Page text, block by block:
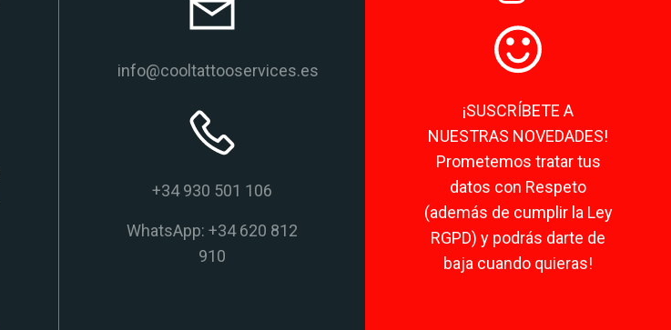
info@cooltattooservices.es
+34 930 501 106
WhatsApp: +34 620 812
910
¡SUSCRÍBETE A
NUESTRAS NOVEDADES!
Prometemos tratar tus
datos con Respeto
(además de cumplir la Ley
RGPD) y podrás darte de
baja cuando quieras!